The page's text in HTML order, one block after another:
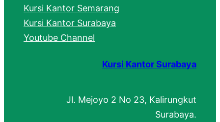
Kursi Kantor Semarang
Kursi Kantor Surabaya
Youtube Channel
Kursi Kantor Surabaya
Jl. Mejoyo 2 No 23, Kalirungkut
Surabaya.